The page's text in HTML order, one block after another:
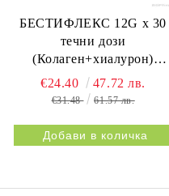
БЕСТИФЛЕКС 12G х 30
течни дози
(Колаген+хиалурон)
НАТУРПРОДУКТ |
BESTIFLEX 12G 30s
€24.40 47.72 лв.
€31.48 61.57 лв.